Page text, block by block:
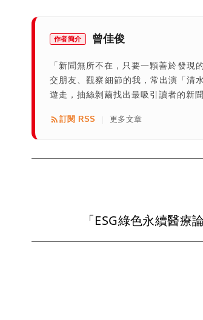
作者簡介 曾佳俊
「新聞無所不在，只要一顆善於發
交朋友、觀察細節的我，常出演「清
遊走，抽絲剝繭找出最吸引讀者的新聞
訂閱 RSS | 更多文章
「ESG綠色永續醫